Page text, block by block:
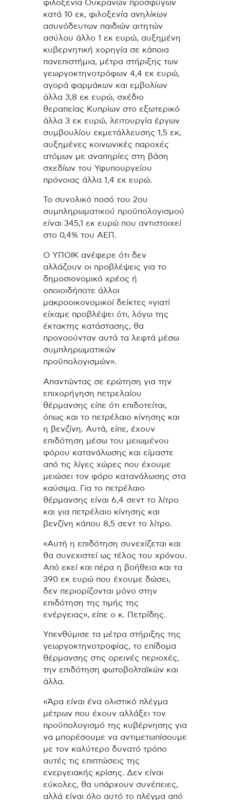
φιλοξενία Ουκρανών προσφύγων
κατά 10 εκ, φιλοξενία ανηλίκων
ασυνόδευτων παιδιών αιτητών
ασύλου άλλο 1 εκ ευρώ, αυξημένη
κυβερνητική χορηγία σε κάποια
πανεπιστήμια, μέτρα στήριξης των
γεωργοκτηνοτρόφων 4,4 εκ ευρώ,
αγορά φαρμάκων και εμβολίων
άλλα 3,8 εκ ευρώ, σχέδιο
θεραπείας Κυπρίων στο εξωτερικό
άλλα 3 εκ ευρώ, λειτουργία έργων
συμβουλίου εκμετάλλευσης 1,5 εκ,
αυξημένες κοινωνικές παροχές
ατόμων με αναπηρίες στη βάση
σχεδίων του Υφυπουργείου
πρόνοιας άλλα 1,4 εκ ευρώ.
Το συνολικό ποσό του 2ου
συμπληρωματικού προϋπολογισμού
είναι 345,1 εκ ευρώ που αντιστοιχεί
στο 0,4% του ΑΕΠ.
Ο ΥΠΟΙΚ ανέφερε ότι δεν
αλλάζουν οι προβλέψεις για το
δημοσιονομικό χρέος ή
οποιοιδήποτε άλλοι
μακροοικονομικοί δείκτες «γιατί
είχαμε προβλέψει ότι, λόγω της
έκτακτης κατάστασης, θα
προνοούνταν αυτά τα λεφτά μέσω
συμπληρωματικών
προϋπολογισμών».
Απαντώντας σε ερώτηση για την
επιχορήγηση πετρελαίου
θέρμανσης είπε ότι επιδοτείται,
όπως και το πετρέλαιο κίνησης και
η βενζίνη. Αυτά, είπε, έχουν
επιδότηση μέσω του μειωμένου
φόρου κατανάλωσης και είμαστε
από τις λίγες χώρες που έχουμε
μειώσει τον φόρο κατανάλωσης στα
καύσιμα. Για το πετρέλαιο
θέρμανσης είναι 6,4 σεντ το λίτρο
και για πετρέλαιο κίνησης και
βενζίνη κάπου 8,5 σεντ το λίτρο.
«Αυτή η επιδότηση συνεχίζεται και
θα συνεχιστεί ως τέλος του χρόνου.
Από εκεί και πέρα η βοήθεια και τα
390 εκ ευρώ που έχουμε δώσει,
δεν περιορίζονται μόνο στην
επιδότηση της τιμής της
ενέργειας», είπε ο κ. Πετρίδης.
Υπενθύμισε τα μέτρα στήριξης της
γεωργοκτηνοτροφίας, το επίδομα
θέρμανσης στις ορεινές περιοχές,
την επιδότηση φωτοβολταϊκών και
άλλα.
«Άρα είναι ένα ολιστικό πλέγμα
μέτρων που έχουν αλλάξει τον
προϋπολογισμό της κυβέρνησης για
να μπορέσουμε να αντιμετωπίσουμε
με τον καλύτερο δυνατό τρόπο
αυτές τις επιπτώσεις της
ενεργειακής κρίσης. Δεν είναι
εύκολες, θα υπάρχουν συνέπειες,
αλλά είναι όλο αυτό το πλέγμα από